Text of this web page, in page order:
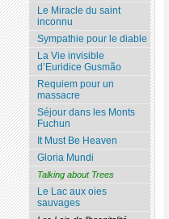
Le Miracle du saint
inconnu
Sympathie pour le diable
La Vie invisible
d’Euridice Gusmão
Requiem pour un
massacre
Séjour dans les Monts
Fuchun
It Must Be Heaven
Gloria Mundi
Talking about Trees
Le Lac aux oies
sauvages